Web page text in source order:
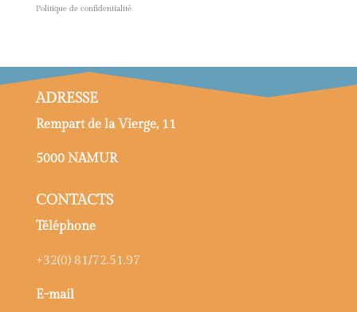
Politique de confidentialité
ADRESSE
Rempart de la Vierge, 11
5000 NAMUR
CONTACTS
Téléphone
+32(0) 81/72.51.97
E-mail